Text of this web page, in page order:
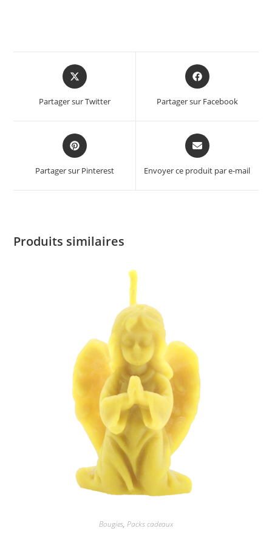
Partager sur Twitter Partager sur Facebook
Partager sur Pinterest Envoyer ce produit par e-mail
Produits similaires
Bougies, Packs cadeaux